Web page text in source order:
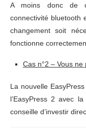
A moins donc de
connectivité bluetooth
changement soit
fonctionne
Cas n°2 – Vous
La nouvelle
l’EasyPress 2 avec
conseille d’investir